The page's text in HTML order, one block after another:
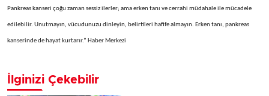
Pankreas kanseri çoğu zaman sessiz ilerler; ama erken tanı ve cerrahi müdahale ile mücadele
edilebilir. Unutmayın, vücudunuzu dinleyin, belirtileri hafife almayın. Erken tanı, pankreas
kanserinde de hayat kurtarır.” Haber Merkezi
İlginizi Çekebilir